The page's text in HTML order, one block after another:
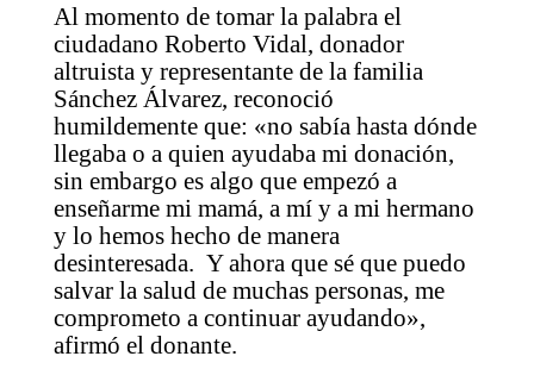
Al momento de tomar la palabra el
ciudadano Roberto Vidal, donador
altruista y representante de la familia
Sánchez Álvarez, reconoció
humildemente que: «no sabía hasta dónde
llegaba o a quien ayudaba mi donación,
sin embargo es algo que empezó a
enseñarme mi mamá, a mí y a mi hermano
y lo hemos hecho de manera
desinteresada. Y ahora que sé que puedo
salvar la salud de muchas personas, me
comprometo a continuar ayudando»,
afirmó el donante.